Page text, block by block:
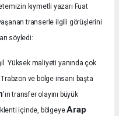
kıymetli yazarı Fuat
transerle ilgili görüşlerini
söyledi:
Yüksek maliyeti yanında çok
Trabzon ve bölge insanı başta
'ın transfer olayını büyük
içinde, bölgeyeArap